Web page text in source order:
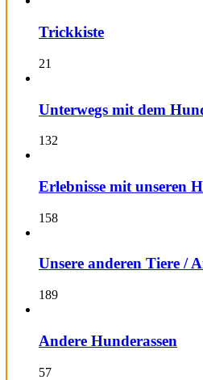
Trickkiste
21
Unterwegs mit dem
132
Erlebnisse mit unseren
158
Unsere anderen Tiere /
189
Andere Hunderassen
57